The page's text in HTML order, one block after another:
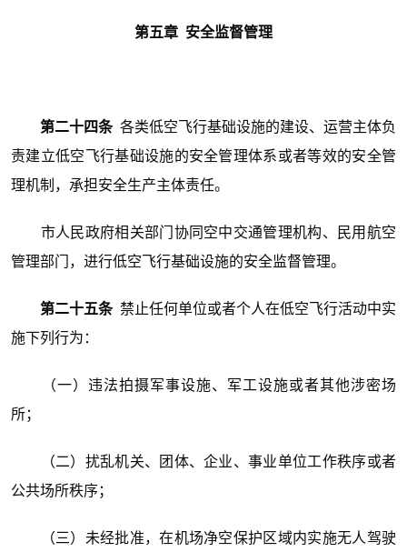
第五章 安全监督管理
第二十四条 各类低空飞行基础设施的建设、运营主体负
责建立低空飞行基础设施的安全管理体系或者等效的安全管
理机制，承担安全生产主体责任。
市人民政府相关部门协同空中交通管理机构、民用航空
管理部门，进行低空飞行基础设施的安全监督管理。
第二十五条 禁止任何单位或者个人在低空飞行活动中实
施下列行为：
（一）违法拍摄军事设施、军工设施或者其他涉密场
所；
（二）扰乱机关、团体、企业、事业单位工作秩序或者
公共场所秩序；
（三）未经批准，在机场净空保护区域内实施无人驾驶